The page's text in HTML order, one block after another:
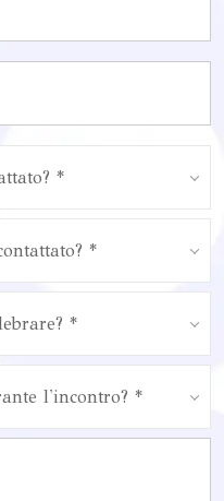
*
*
*
l'incontro? *